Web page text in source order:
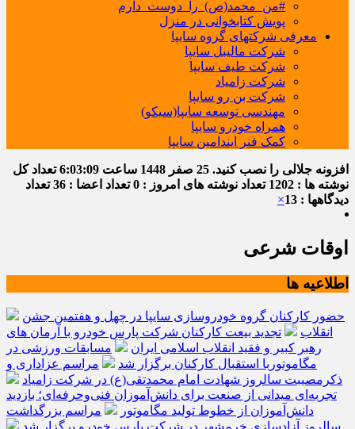
#من_محمد(ص)_را_دوست_دارم
پویش کتابخوانی در منزل
معرفی شرکتهای گروه سایپا
شرکت مالیبل سایپا
شرکت طیف سایپا
شرکت زامیاد
شرکت بن رو سایپا
مهندسی توسعه سایپا(سیکو)
همراه خودرو سایپا
کمک فنر ایندامین سایپا
افزونه جلالی را نصب کنید. 25 صفر 1448 ساعت 6:03:10تعداد کل
نوشته ها : 1202
تعداد نوشته های امروز : 0 تعداد اعضا : 36
تعداد
دیدگاهها : 13
×
اوقات شرعی
اطلاعیه ها
حضور کارکنان گروه خودروسازی سایپا در چهل و هفتمین جشن
انقلاب
تجدید بیعت کارکنان شرکت پارس خودرو با آرمان های
رهبر کبیر و فقید انقلاب اسلامی ایران
مسابقات ورزشی در
مگاموتوربا استقبال کارکنان برگزار شد
مراسم عزاداری و
ذکرمصیبت سالروز شهادت امام محمدتقی(ع) در شرکت زامیاد
تجربه‌ای میدانی از صنعت برای دانش‌آموزان فنی‌وحرفه‌ای؛ بازدید
دانش‌آموزان از خطوط تولید مگاموتور
مراسم بزرگداشت
سالروز آزادسازی خرمشهر در شرکت پارس خودرو برگزار شد